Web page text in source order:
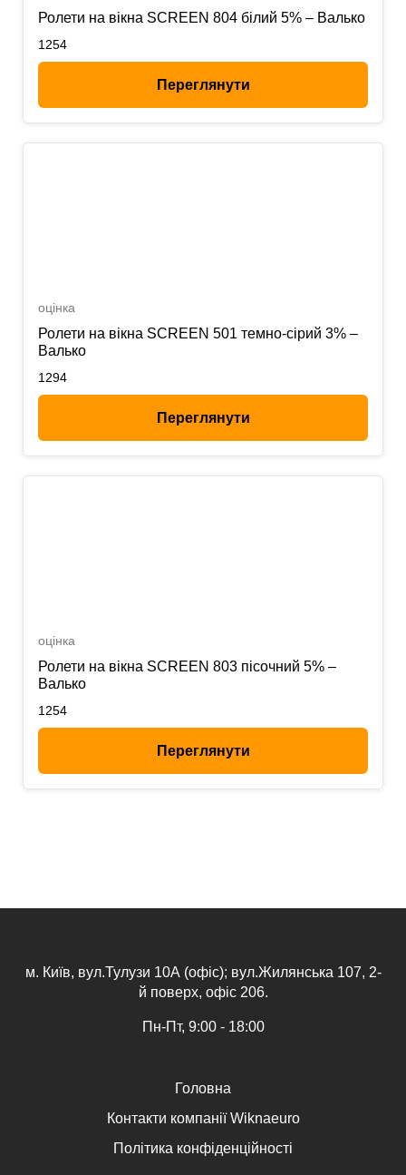
Ролети на вікна SCREEN 804 білий 5% – Валько
1254
Переглянути
оцінка
Ролети на вікна SCREEN 501 темно-сірий 3% –
Валько
1294
Переглянути
оцінка
Ролети на вікна SCREEN 803 пісочний 5% –
Валько
1254
Переглянути
м. Київ, вул.Тулузи 10А (офіс); вул.Жилянська 107, 2-
й поверх, офіс 206.
Пн-Пт, 9:00 - 18:00
Головна
Контакти компанії Wiknaeuro
Політика конфіденційності